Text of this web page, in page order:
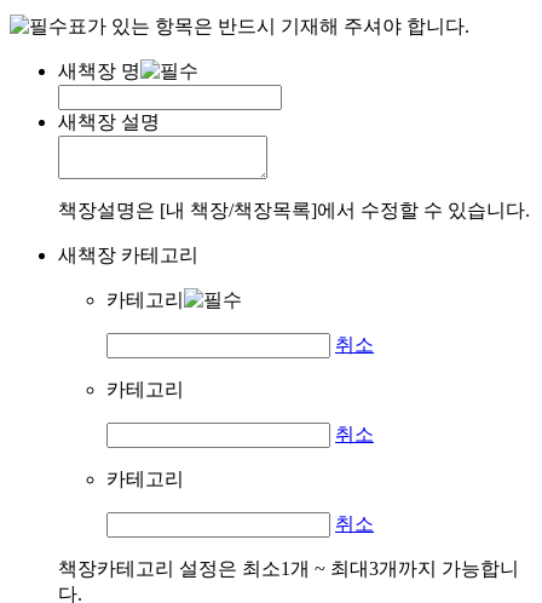
표가 있는 항목은 반드시 기재해 주셔야 합니다.
새책장 명
새책장 설명
책장설명은 [내 책장/책장목록]에서 수정할 수 있습니다.
새책장 카테고리
카테고리
취소
카테고리
취소
카테고리
취소
책장카테고리 설정은 최소1개 ~ 최대3개까지 가능합니
다.